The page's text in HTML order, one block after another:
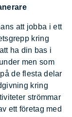
att jobba i ett
kring
ha din bas i
men som
de flesta delar
kring
strömmar
ett företag med